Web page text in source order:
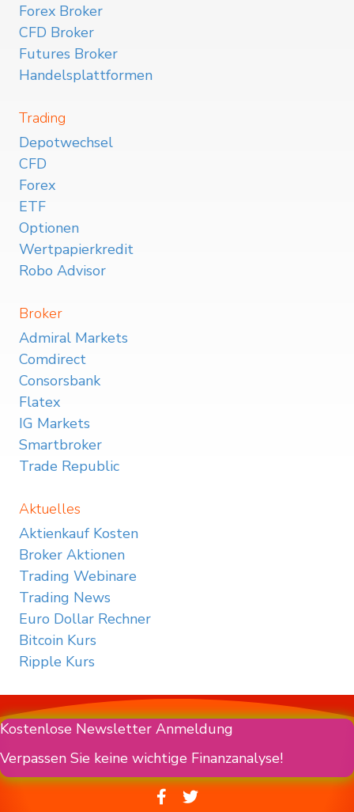
Forex Broker
CFD Broker
Futures Broker
Handelsplattformen
Trading
Depotwechsel
CFD
Forex
ETF
Optionen
Wertpapierkredit
Robo Advisor
Broker
Admiral Markets
Comdirect
Consorsbank
Flatex
IG Markets
Smartbroker
Trade Republic
Aktuelles
Aktienkauf Kosten
Broker Aktionen
Trading Webinare
Trading News
Euro Dollar Rechner
Bitcoin Kurs
Ripple Kurs
Kostenlose Newsletter Anmeldung
Verpassen Sie keine wichtige Finanzanalyse!